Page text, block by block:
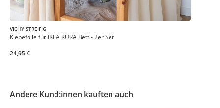
VICHY STREIFIG
Klebefolie für IKEA KURA Bett - 2er Set
24,95 €
Andere Kund:innen kauften auch